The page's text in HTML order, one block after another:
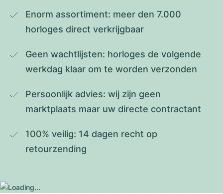
Enorm assortiment: meer den 7.000
horloges direct verkrijgbaar
Geen wachtlijsten: horloges de volgende
werkdag klaar om te worden verzonden
Persoonlijk advies: wij zijn geen
marktplaats maar uw directe contractant
100% veilig: 14 dagen recht op
retourzending